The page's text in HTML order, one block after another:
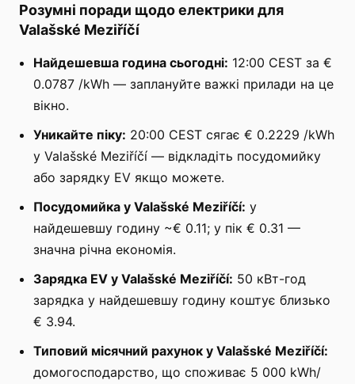
Розумні поради щодо електрики для
Valašské Meziříčí
Найдешевша година сьогодні: 12:00 CEST за €
0.0787 /kWh — заплануйте важкі прилади на це
вікно.
Уникайте піку: 20:00 CEST сягає € 0.2229 /kWh
у Valašské Meziříčí — відкладіть посудомийку
або зарядку EV якщо можете.
Посудомийка у Valašské Meziříčí: у
найдешевшу годину ~€ 0.11; у пік € 0.31 —
значна річна економія.
Зарядка EV у Valašské Meziříčí: 50 кВт-год
зарядка у найдешевшу годину коштує близько
€ 3.94.
Типовий місячний рахунок у Valašské Meziříčí:
домогосподарство, що споживає 5 000 kWh/